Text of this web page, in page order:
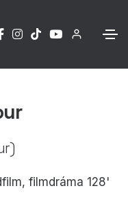
filmdráma 128'